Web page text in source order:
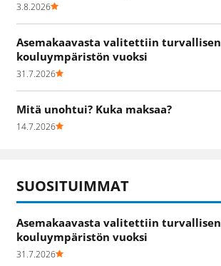
3.8.2026
Asemakaavasta valitettiin turvallisen
kouluympäristön vuoksi
31.7.2026
Mitä unohtui? Kuka maksaa?
14.7.2026
SUOSITUIMMAT
Asemakaavasta valitettiin turvallisen
kouluympäristön vuoksi
31.7.2026